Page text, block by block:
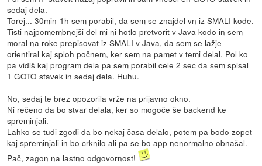
sedaj dela.
Torej... 30min-1h sem porabil, da sem se znajdel vn iz SMALI kode.
Tisti najpomembnejši del mi ni hotlo pretvorit v Java kodo in sem
moral na roke prepisovat iz SMALI v Java, da sem se lažje
orientiral kaj sploh počnem, ker sem na pamet v temi delal. Pol ko
pa vidiš kaj program dela pa sem porabil cele 2 sec da sem spisal
1 GOTO stavek in sedaj dela. Huhu.
No, sedaj te brez opozorila vrže na prijavno okno.
Ni rečeno da bo stvar delala, ker so mogoče še backend ke
spreminjali.
Lahko se tudi zgodi da bo nekaj časa delalo, potem pa bodo zopet
kaj spreminjali in bo crknilo ali pa se bo app nenormalno obnašal.
Pač, zagon na lastno odgovornost!